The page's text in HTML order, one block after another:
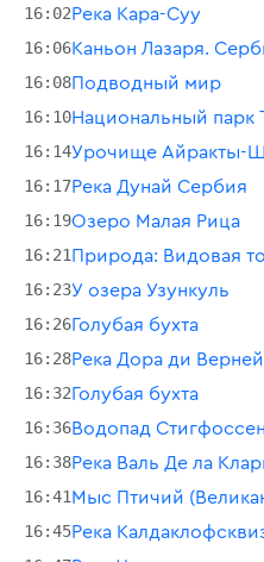
16:02Река Кара-Суу
16:06Каньон Лазаря.
16:08Подводный мир
16:10Национальный парк
16:14Урочище Айракты-
16:17Река Дунай Сербия
16:19Озеро Малая Рица
16:21Природа: Видовая
16:23У озера Узункуль
16:26Голубая бухта
16:28Река Дора ди Верней
16:32Голубая бухта
16:36Водопад Стигфоссен
16:38Река Валь Де ла
16:41Мыс Птичий
16:45Река